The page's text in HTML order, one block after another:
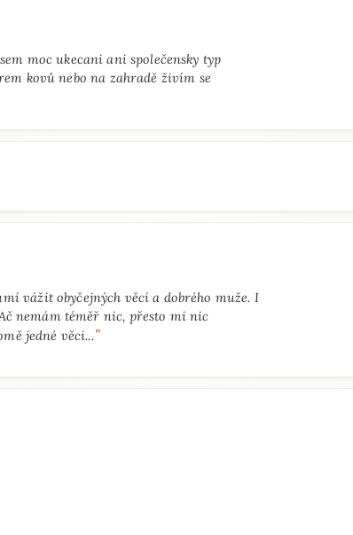
moc ukecani ani společensky typ
kovů nebo na zahradě živím se
vážit obyčejných věcí a dobrého muže. I
nemám téměř nic, přesto mi nic
jedné věci..."